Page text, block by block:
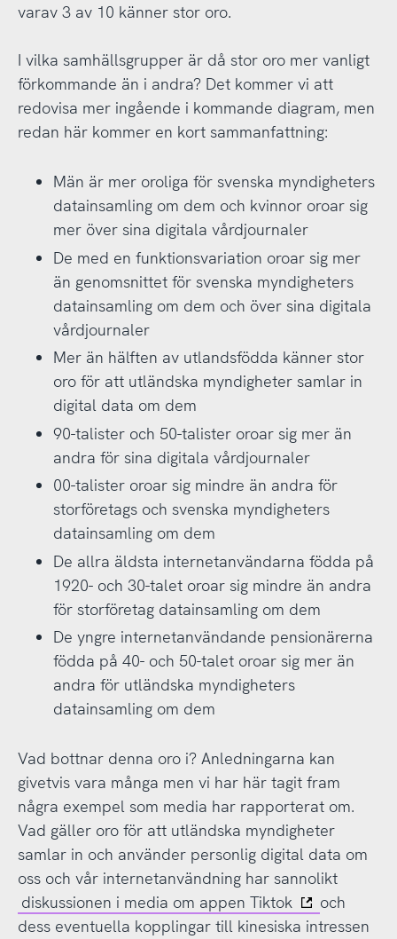
varav 3 av 10 känner stor oro.
I vilka samhällsgrupper är då stor oro mer vanligt
förkommande än i andra? Det kommer vi att
redovisa mer ingående i kommande diagram, men
redan här kommer en kort sammanfattning:
Män är mer oroliga för svenska myndigheters
datainsamling om dem och kvinnor oroar sig
mer över sina digitala vårdjournaler
De med en funktionsvariation oroar sig mer
än genomsnittet för svenska myndigheters
datainsamling om dem och över sina digitala
vårdjournaler
Mer än hälften av utlandsfödda känner stor
oro för att utländska myndigheter samlar in
digital data om dem
90-talister och 50-talister oroar sig mer än
andra för sina digitala vårdjournaler
00-talister oroar sig mindre än andra för
storföretags och svenska myndigheters
datainsamling om dem
De allra äldsta internetanvändarna födda på
1920- och 30-talet oroar sig mindre än andra
för storföretag datainsamling om dem
De yngre internetanvändande pensionärerna
födda på 40- och 50-talet oroar sig mer än
andra för utländska myndigheters
datainsamling om dem
Vad bottnar denna oro i? Anledningarna kan
givetvis vara många men vi har här tagit fram
några exempel som media har rapporterat om.
Vad gäller oro för att utländska myndigheter
samlar in och använder personlig digital data om
oss och vår internetanvändning har sannolikt
diskussionen i media om appen Tiktok
och
dess eventuella kopplingar till kinesiska intressen